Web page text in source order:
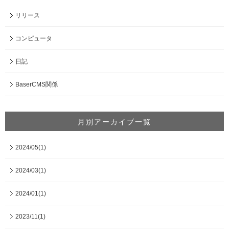
リリース
コンピュータ
日記
BaserCMS関係
月別アーカイブ一覧
2024/05(1)
2024/03(1)
2024/01(1)
2023/11(1)